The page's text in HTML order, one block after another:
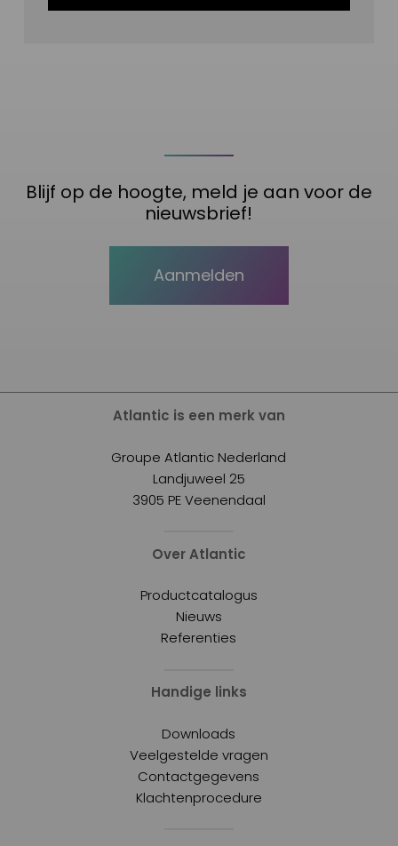
Blijf op de hoogte, meld je aan voor de
nieuwsbrief!
Aanmelden
Atlantic is een merk van
Groupe Atlantic Nederland
Landjuweel 25
3905 PE Veenendaal
Over Atlantic
Productcatalogus
Nieuws
Referenties
Handige links
Downloads
Veelgestelde vragen
Contactgegevens
Klachtenprocedure